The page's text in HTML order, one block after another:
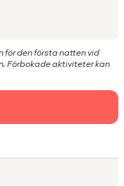
för den första natten vid
Förbokade aktiviteter kan